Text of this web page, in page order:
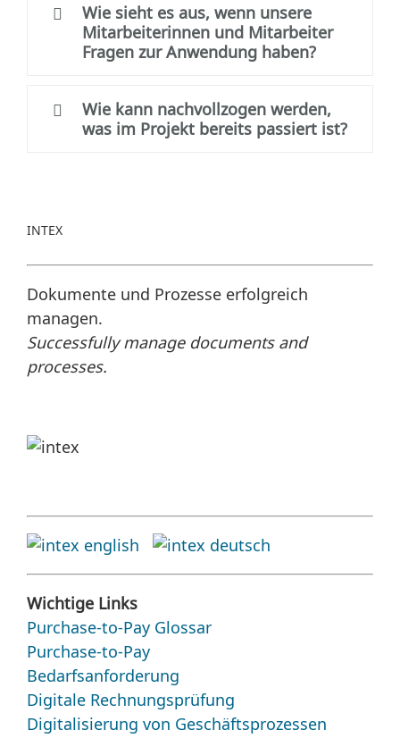
Wie sieht es aus, wenn unsere
Mitarbeiterinnen und Mitarbeiter
Fragen zur Anwendung haben?
Wie kann nachvollzogen werden,
was im Projekt bereits passiert ist?
INTEX
Dokumente und Prozesse erfolgreich
managen.
Successfully manage documents and
processes.
Wichtige Links
Purchase-to-Pay Glossar
Purchase-to-Pay
Bedarfsanforderung
Digitale Rechnungsprüfung
Digitalisierung von Geschäftsprozessen